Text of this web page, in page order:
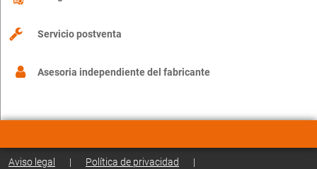
Servicio postventa
Asesoria independiente del fabricante
Aviso legal | Política de privacidad |